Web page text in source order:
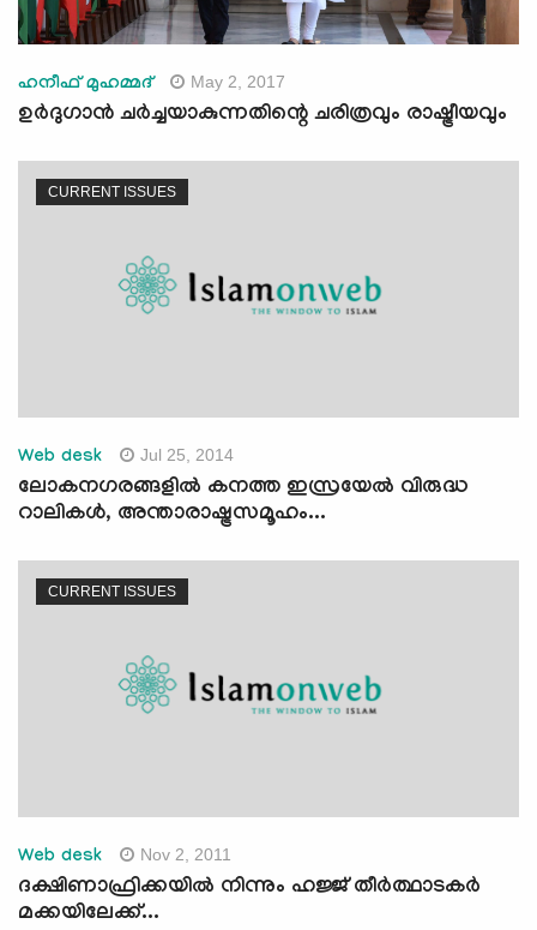
ഹനീഫ് മുഹമ്മദ് May 2, 2017
ഉര്‍ദുഗാന്‍ ചര്‍ച്ചയാകുന്നതിന്റെ ചരിത്രവും രാഷ്ട്രീയവും
CURRENT ISSUES
Web desk Jul 25, 2014
ലോകനഗരങ്ങളില്‍ കനത്ത ഇസ്രയേല്‍ വിരുദ്ധ
റാലികള്‍, അന്താരാഷ്ട്രസമൂഹം...
CURRENT ISSUES
Web desk Nov 2, 2011
ദക്ഷിണാഫ്രിക്കയില്‍ നിന്നും ഹജ്ജ് തീര്‍ത്ഥാടകര്‍
മക്കയിലേക്ക്...